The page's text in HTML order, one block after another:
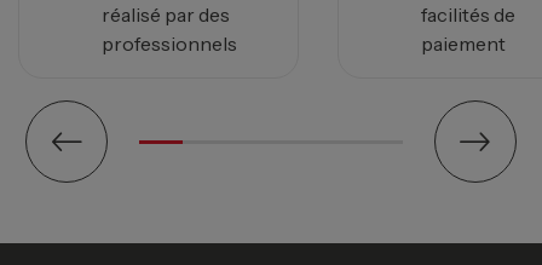
réalisé par des
professionnels
facilités de
paiement